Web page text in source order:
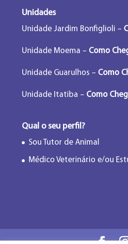
Unidades
Unidade Jardim Bonfiglioli –
Unidade Moema – Como
Unidade Guarulhos – Como
Unidade Itatiba – Como
Qual o seu perfil?
Sou Tutor de Animal
Médico Veterinário e/ou